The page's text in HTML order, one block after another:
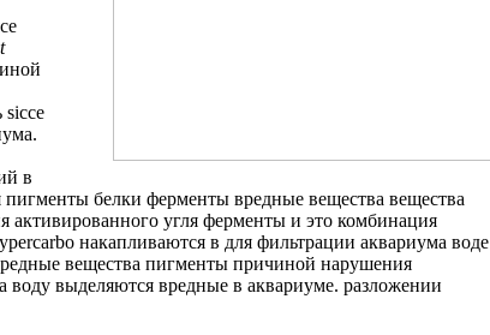
sicce
в
пигменты белки ферменты вредные вещества вещества
активированного угля ферменты и это комбинация
накапливаются в для фильтрации аквариума воде
вещества пигменты причиной нарушения
воду выделяются вредные в аквариуме. разложении